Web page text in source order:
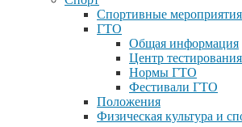
Спортивные мероприятия
ГТО
Общая информация
Центр
Нормы ГТО
Фестивали ГТО
Положения
Физическая культура и